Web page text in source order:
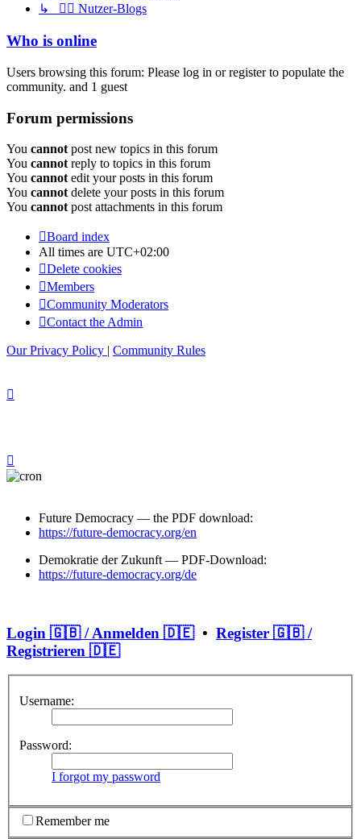
↳ ✍🏽 Nutzer-Blogs
Who is online
Users browsing this forum: Please log in or register to populate the
community. and 1 guest
Forum permissions
You cannot post new topics in this forum
You cannot reply to topics in this forum
You cannot edit your posts in this forum
You cannot delete your posts in this forum
You cannot post attachments in this forum
Board index
All times are UTC+02:00
Delete cookies
Members
Community Moderators
Contact the Admin
Our Privacy Policy | Community Rules
Future Democracy — the PDF download:
https://future-democracy.org/en
Demokratie der Zukunft — PDF-Download:
https://future-democracy.org/de
Login 🇬🇧 / Anmelden 🇩🇪• Register 🇬🇧 /
Registrieren 🇩🇪
Username:
Password:
I forgot my password
Remember me